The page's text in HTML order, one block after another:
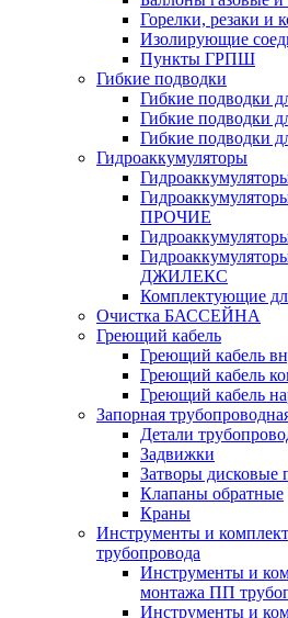
Горелки, резаки и
Изолирующие
Пункты ГРПШ
Гибкие подводки
Гибкие подводки
Гибкие подводки
Гибкие подводки
Гидроаккумуляторы
ПРОЧИЕ
ДЖИЛЕКС
Комплектующие
Очистка БАССЕЙНА
Греющий кабель
Греющий кабель
Греющий кабель
Греющий кабель
Запорная
Детали
Задвижки
Затворы дисковые
Клапаны обратные
Краны
Инструменты и
трубопровода
Инструменты и
монтажа ПП
Инструменты и